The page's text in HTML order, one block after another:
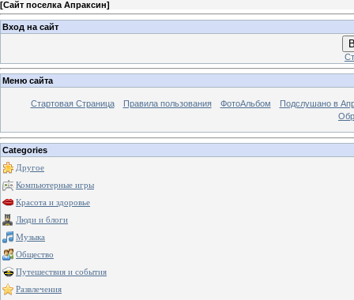
[Сайт поселка Апраксин]
Вход на сайт
Меню сайта
Стартовая Страница Правила пользования ФотоАльбом
Подслушано в
Categories
Другое
Компьютерные игры
Красота и здоровье
Люди и блоги
Музыка
Общество
Путешествия и события
Развлечения